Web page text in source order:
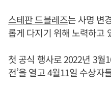
스테판 드블레즈는 사명 변
롭게 다지기 위해 노력하고
첫 공식 행사로 2022년 3월
전’을 열고 4월11일 수상자